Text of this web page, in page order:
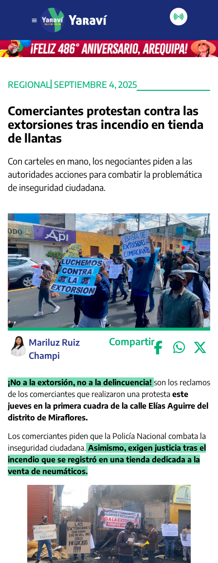
REGIONAL SEPTIEMBRE 4, 2025
Comerciantes protestan contra las
extorsiones tras incendio en tienda
de llantas
Con carteles en mano, los negociantes piden a las
autoridades acciones para combatir la problemática
de inseguridad ciudadana.
Mariluz Ruiz
Champi
Compartir
¡No a la extorsión, no a la delincuencia! son los reclamos
de los comerciantes que realizaron una protesta este
jueves en la primera cuadra de la calle Elías Aguirre del
distrito de Miraflores.
Los comerciantes piden que la Policía Nacional combata la
inseguridad ciudadana. Asimismo, exigen justicia tras el
incendio que se registró en una tienda dedicada a la
venta de neumáticos.